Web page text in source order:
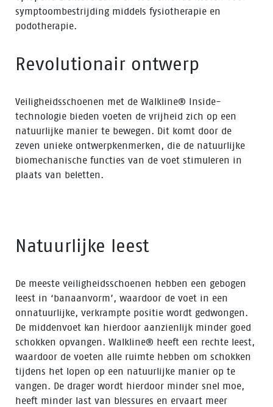
symptoombestrijding middels fysiotherapie en
podotherapie.
Revolutionair ontwerp
Veiligheidsschoenen met de Walkline® Inside-
technologie bieden voeten de vrijheid zich op een
natuurlijke manier te bewegen. Dit komt door de
zeven unieke ontwerpkenmerken, die de natuurlijke
biomechanische functies van de voet stimuleren in
plaats van beletten.
Natuurlijke leest
De meeste veiligheidsschoenen hebben een gebogen
leest in ‘banaanvorm’, waardoor de voet in een
onnatuurlijke, verkrampte positie wordt gedwongen.
De middenvoet kan hierdoor aanzienlijk minder goed
schokken opvangen. Walkline® heeft een rechte leest,
waardoor de voeten alle ruimte hebben om schokken
tijdens het lopen op een natuurlijke manier op te
vangen. De drager wordt hierdoor minder snel moe,
heeft minder last van blessures en ervaart meer